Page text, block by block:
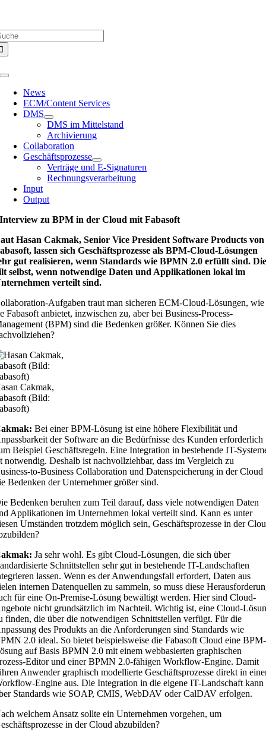
springen
Toggle
Navigation
News
ECM/Content Services
DMS
DMS im Mittelstand
Archivierung
Collaboration
Geschäftsprozesse
Verträge und E-Signaturen
Rechnungsverarbeitung
Input
Output
Interview zu BPM in der Cloud mit Fabasoft
Hasan Cakmak, Senior Vice President Software Products von
lassen sich Geschäftsprozesse als BPM-Cloud-Lösungen
gut realisieren, wenn Standards wie BPMN 2.0 erfüllt sind.
selbst, wenn notwendige Daten und Applikationen lokal im
verteilt sind.
Aufgaben traut man sicheren ECM-Cloud-Lösungen, wie
Fabasoft anbietet, inzwischen zu, aber bei Business-Process-
(BPM) sind die Bedenken größer. Können Sie dies
Cakmak,
(Bild:
Bei einer BPM-Lösung ist eine höhere Flexibilität und
der Software an die Bedürfnisse des Kunden erforderlich
Beispiel Geschäftsregeln. Eine Integration in bestehende IT-
notwendig. Deshalb ist nachvollziehbar, dass im Vergleich zu
to-Business Collaboration und Datenspeicherung in der Cloud
Bedenken der Unternehmer größer sind.
Bedenken beruhen zum Teil darauf, dass viele notwendigen Daten
Applikationen im Unternehmen lokal verteilt sind. Kann es unter
Umständen trotzdem möglich sein, Geschäftsprozesse in der
Ja sehr wohl. Es gibt Cloud-Lösungen, die sich über
Schnittstellen sehr gut in bestehende IT-Landschaften
lassen. Wenn es der Anwendungsfall erfordert, Daten aus
internen Datenquellen zu sammeln, so muss diese
für eine On-Premise-Lösung bewältigt werden. Hier sind Cloud-
nicht grundsätzlich im Nachteil. Wichtig ist, eine Cloud-
finden, die über die notwendigen Schnittstellen verfügt. Für die
des Produkts an die Anforderungen sind Standards wie
2.0 ideal. So bietet beispielsweise die Fabasoft Cloud eine BPM-
auf Basis BPMN 2.0 mit einem webbasierten graphischen
Editor und einer BPMN 2.0-fähigen Workflow-Engine. Damit
Anwender graphisch modellierte Geschäftsprozesse direkt in
Engine aus. Die Integration in die eigene IT-Landschaft kann
Standards wie SOAP, CMIS, WebDAV oder CalDAV erfolgen.
welchem Ansatz sollte ein Unternehmen vorgehen, um
in der Cloud abzubilden?